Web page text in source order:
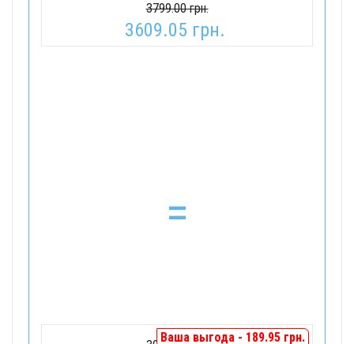
3799.00 грн.
3609.05 грн.
=
Ваша выгода - 189.95 грн.